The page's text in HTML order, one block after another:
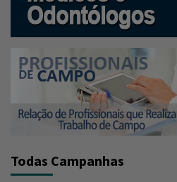
Todas Campanhas